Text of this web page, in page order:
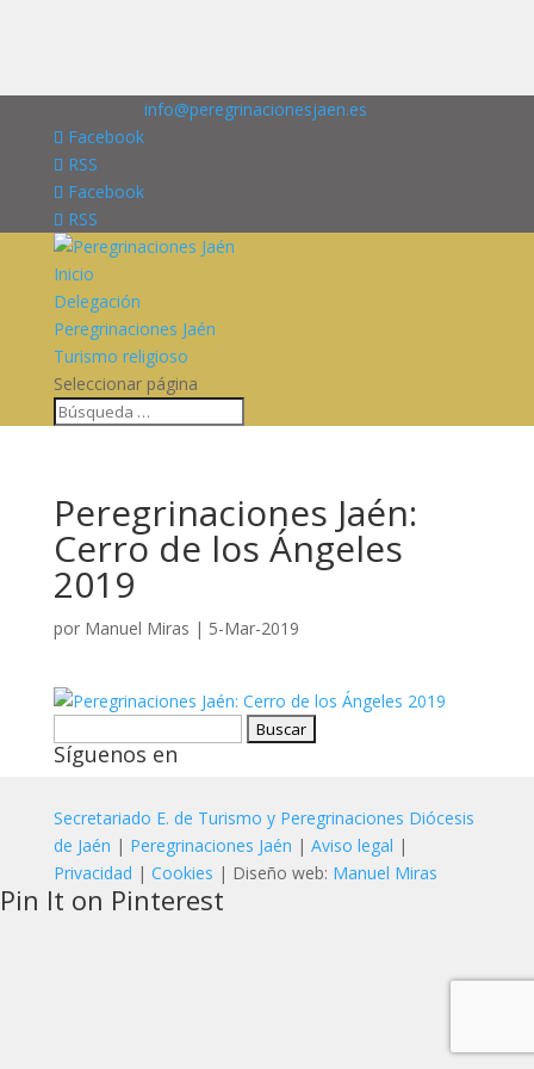
info@peregrinacionesjaen.es
Facebook
RSS
Facebook
RSS
Inicio
Delegación
Peregrinaciones Jaén
Turismo religioso
Seleccionar página
Peregrinaciones Jaén:
Cerro de los Ángeles
2019
por Manuel Miras | 5-Mar-2019
Síguenos en
Secretariado E. de Turismo y Peregrinaciones Diócesis
de Jaén | Peregrinaciones Jaén | Aviso legal |
Privacidad | Cookies | Diseño web: Manuel Miras
Pin It on Pinterest